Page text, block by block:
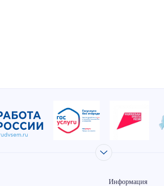
Информация